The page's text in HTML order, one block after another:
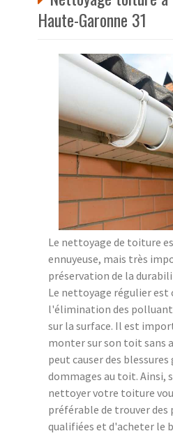
Haute-Garonne 31
Le nettoyage de toiture
ennuyeuse, mais très
préservation de la
Le nettoyage régulier est
l'élimination des
sur la surface. Il est
monter sur son toit sans
peut causer des blessures
dommages au toit. Ainsi,
nettoyer votre toiture
préférable de trouver des
qualifiées et d'acheter le